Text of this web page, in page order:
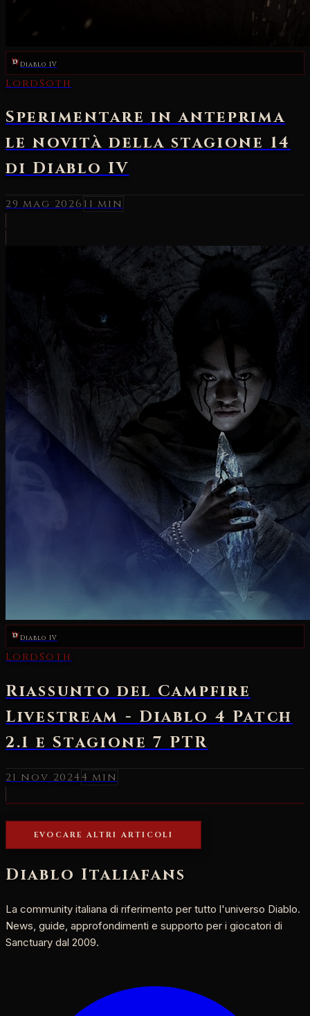
Diablo IV
LordSoth
Sperimentare in anteprima
le novità della stagione 14
di Diablo IV
29 mag 2026 11 min
Diablo IV
LordSoth
Riassunto del Campfire
Livestream - Diablo 4 Patch
2.1 e Stagione 7 PTR
21 nov 20244 min
EVOCARE ALTRI ARTICOLI
Diablo Italiafans
La community italiana di riferimento per tutto l'universo Diablo.
News, guide, approfondimenti e supporto per i giocatori di
Sanctuary dal 2009.